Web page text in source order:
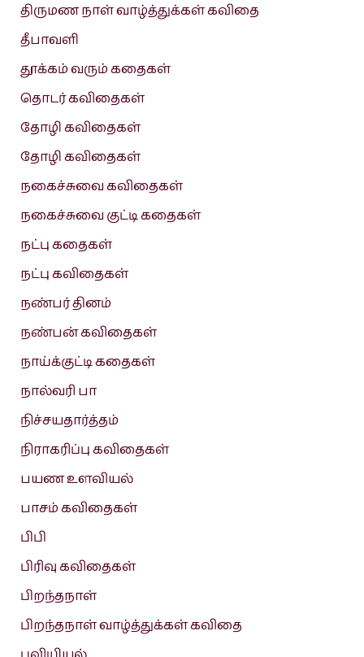
திருமண நாள் வாழ்த்துக்கள் கவிதை
தீபாவளி
தூக்கம் வரும் கதைகள்
தொடர் கவிதைகள்
தோழி கவிதைகள்
தோழி கவிதைகள்
நகைச்சுவை கவிதைகள்
நகைச்சுவை குட்டி கதைகள்
நட்பு கதைகள்
நட்பு கவிதைகள்
நண்பர் தினம்
நண்பன் கவிதைகள்
நாய்க்குட்டி கதைகள்
நால்வரி பா
நிச்சயதார்த்தம்
நிராகரிப்பு கவிதைகள்
பயண உளவியல்
பாசம் கவிதைகள்
பிபி
பிரிவு கவிதைகள்
பிறந்தநாள்
பிறந்தநாள் வாழ்த்துக்கள் கவிதை